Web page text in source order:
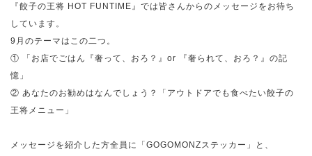
『餃子の王将 HOT FUNTIME』では皆さんからのメッセージをお待ち
しています。
9月のテーマはこの二つ。
① 「お店でごはん『奢って、おろ？』or 『奢られて、おろ？』の記
憶」
② あなたのお勧めはなんでしょう？「アウトドアでも食べたい餃子の
王将メニュー」
メッセージを紹介した方全員に「GOGOMONZステッカー」と、